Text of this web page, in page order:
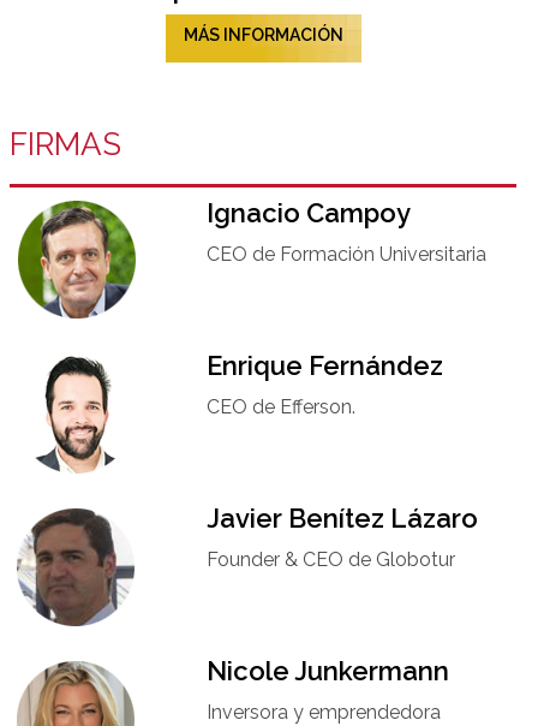
MÁS INFORMACIÓN
FIRMAS
Ignacio Campoy​
CEO de Formación Universitaria​
Enrique Fernández
CEO de Efferson.
Javier Benítez Lázaro
Founder & CEO de Globotur​
Nicole Junkermann​
Inversora y emprendedora